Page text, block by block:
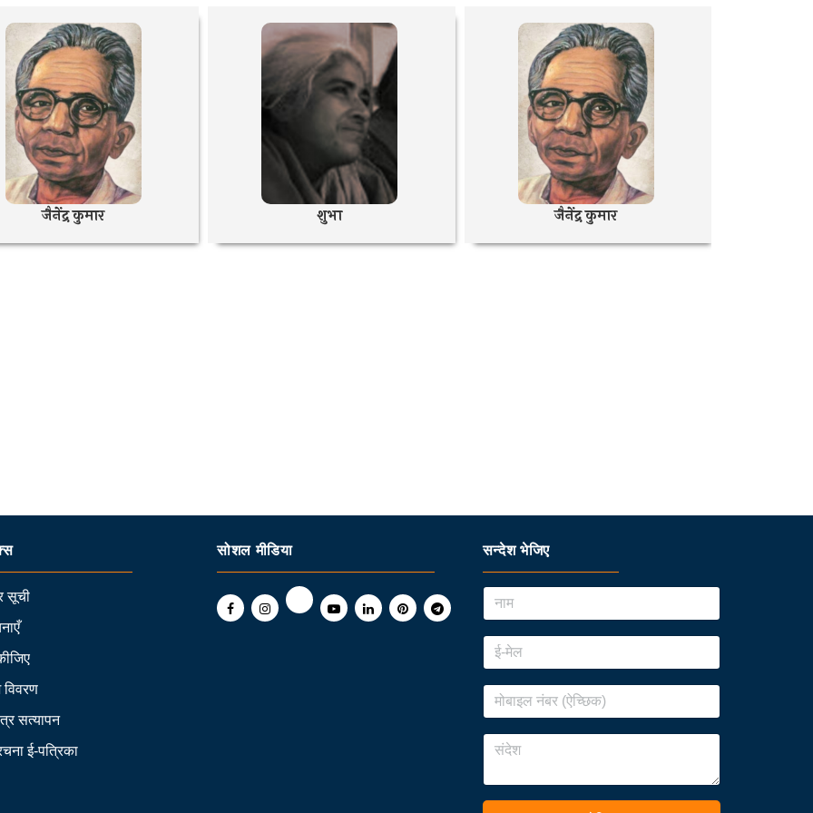
जैनेंद्र कुमार शुभा जैनेंद्र कुमार
सूची
विवरण
सत्यापन
ई-पत्रिका
सोशल मीडिया सन्देश भेजिए